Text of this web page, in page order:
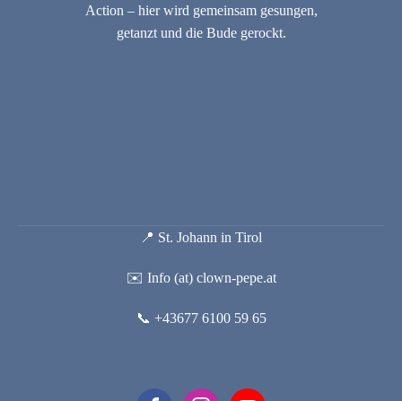
Action – hier wird gemeinsam gesungen,
getanzt und die Bude gerockt.
📍 St. Johann in Tirol
✉️ Info (at) clown-pepe.at
📞 +43677 6100 59 65